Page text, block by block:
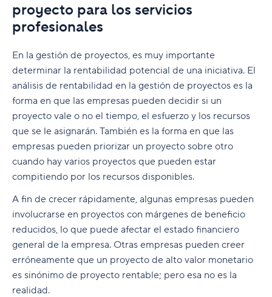
Uso de paneles de proyecto
Gestión y retención de clientes
Facturar los proyectos a los clientes
Índice de rentabilidad
Margen de utilidad o margen de beneficios en
la gestión de proyectos
Registro de tiempo en los proyectos
Tasas de utilización de empleados
Software para proyectos de servicios
profesionales
Tipos de software de gestión para servicios
profesionales
Tasas de utilización de empleados y software
PSA
Software ERP
Herramientas de gestión de recursos
Wrike para servicios profesionales
Preguntas frecuentes
Gestión de clientes
Glosario
proyecto para los servicios
profesionales
En la gestión de proyectos, es muy importante
determinar la rentabilidad potencial de una iniciativa. El
análisis de rentabilidad en la gestión de proyectos es la
forma en que las empresas pueden decidir si un
proyecto vale o no el tiempo, el esfuerzo y los recursos
que se le asignarán. También es la forma en que las
empresas pueden priorizar un proyecto sobre otro
cuando hay varios proyectos que pueden estar
compitiendo por los recursos disponibles.
A fin de crecer rápidamente, algunas empresas pueden
involucrarse en proyectos con márgenes de beneficio
reducidos, lo que puede afectar el estado financiero
general de la empresa. Otras empresas pueden creer
erróneamente que un proyecto de alto valor monetario
es sinónimo de proyecto rentable; pero esa no es la
realidad.